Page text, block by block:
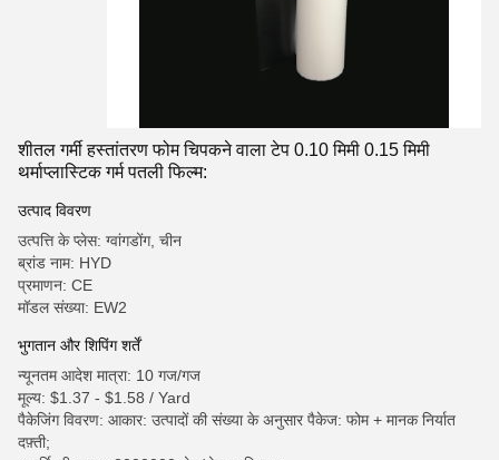
शीतल गर्मी हस्तांतरण फोम चिपकने वाला टेप 0.10 मिमी 0.15 मिमी
थर्माप्लास्टिक गर्म पतली फिल्म:
उत्पाद विवरण
उत्पत्ति के प्लेस: ग्वांगडोंग, चीन
ब्रांड नाम: HYD
प्रमाणन: CE
मॉडल संख्या: EW2
भुगतान और शिपिंग शर्तें
न्यूनतम आदेश मात्रा: 10 गज/गज
मूल्य: $1.37 - $1.58 / Yard
पैकेजिंग विवरण: आकार: उत्पादों की संख्या के अनुसार पैकेज: फोम + मानक निर्यात
दफ़्ती;